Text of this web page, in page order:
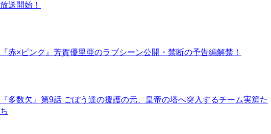
放送開始！
『赤×ピンク』芳賀優里亜のラブシーン公開・禁断の予告編解禁！
『多数欠』第9話 ごぼう達の援護の元、皇帝の塔へ突入するチーム実篤た
ち